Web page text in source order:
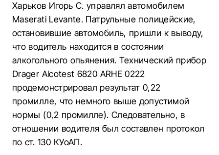
Харьков Игорь С. управлял автомобилем
Maserati Levante. Патрульные полицейские,
остановившие автомобиль, пришли к выводу,
что водитель находится в состоянии
алкогольного опьянения. Технический прибор
Drager Alcotest 6820 ARHE 0222
продемонстрировал результат 0,22
промилле, что немного выше допустимой
нормы (0,2 промилле). Следовательно, в
отношении водителя был составлен протокол
по ст. 130 КУоАП.